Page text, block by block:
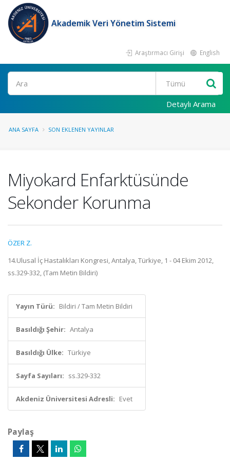
Akademik Veri Yönetim Sistemi
Araştırmacı Girişi English
Ara
Detaylı Arama
ANA SAYFA SON EKLENEN YAYINLAR
Miyokard Enfarktüsünde
Sekonder Korunma
ÖZER Z.
14.Ulusal İç Hastalıkları Kongresi, Antalya, Türkiye, 1 - 04 Ekim 2012,
ss.329-332, (Tam Metin Bildiri)
Yayın Türü: Bildiri / Tam Metin Bildiri
Basıldığı Şehir: Antalya
Basıldığı Ülke: Türkiye
Sayfa Sayıları: ss.329-332
Akdeniz Üniversitesi Adresli: Evet
Paylaş